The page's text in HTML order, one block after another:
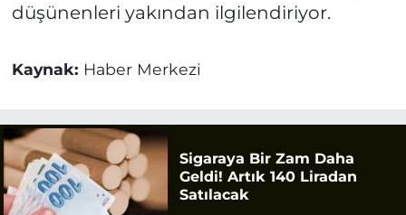
düşünenleri yakından ilgilendiriyor.
Kaynak: Haber Merkezi
Sigaraya Bir Zam Daha
Geldi! Artık 140 Liradan
Satılacak